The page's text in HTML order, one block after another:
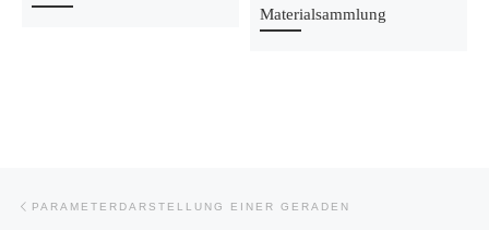
Materialsammlung
PARAMETERDARSTELLUNG EINER GERADEN